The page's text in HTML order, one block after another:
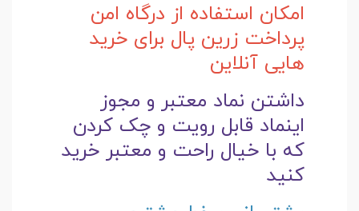
امکان استفاده از درگاه امن
پرداخت زرین پال برای خرید
هایی آنلاین
داشتن نماد معتبر و مجوز
اینماد قابل رویت و چک کردن
که با خیال راحت و معتبر خرید
کنید